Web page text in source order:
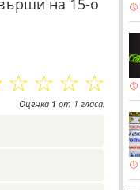
☆
☆
☆
☆
Оценка 1от 1 гласа.